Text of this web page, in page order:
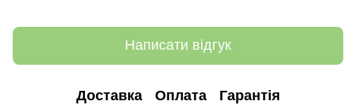
Написати відгук
Доставка Оплата Гарантія